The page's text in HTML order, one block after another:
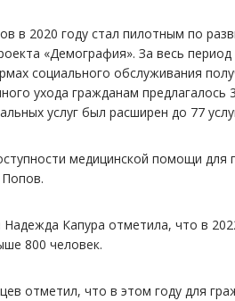
в 2020 году стал пилотным по
«Демография». За весь период
социального обслуживания
ухода гражданам предлагалось
услуг был расширен до 77
медицинской помощи для
Надежда Капура отметила, что в
800 человек.
отметил, что в этом году для